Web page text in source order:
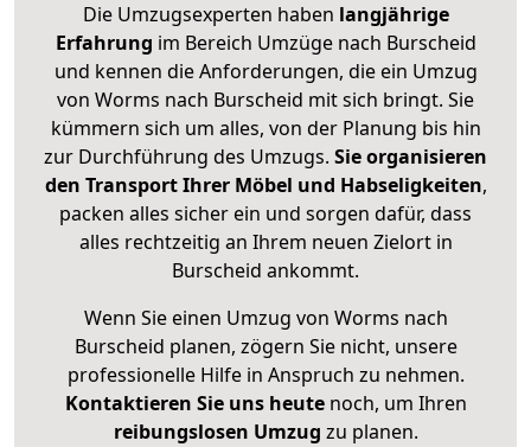
Die Umzugsexperten haben langjährige
Erfahrung im Bereich Umzüge nach Burscheid
und kennen die Anforderungen, die ein Umzug
von Worms nach Burscheid mit sich bringt. Sie
kümmern sich um alles, von der Planung bis hin
zur Durchführung des Umzugs. Sie organisieren
den Transport Ihrer Möbel und Habseligkeiten,
packen alles sicher ein und sorgen dafür, dass
alles rechtzeitig an Ihrem neuen Zielort in
Burscheid ankommt.
Wenn Sie einen Umzug von Worms nach
Burscheid planen, zögern Sie nicht, unsere
professionelle Hilfe in Anspruch zu nehmen.
Kontaktieren Sie uns heutenoch, um Ihren
reibungslosen Umzug zu planen.